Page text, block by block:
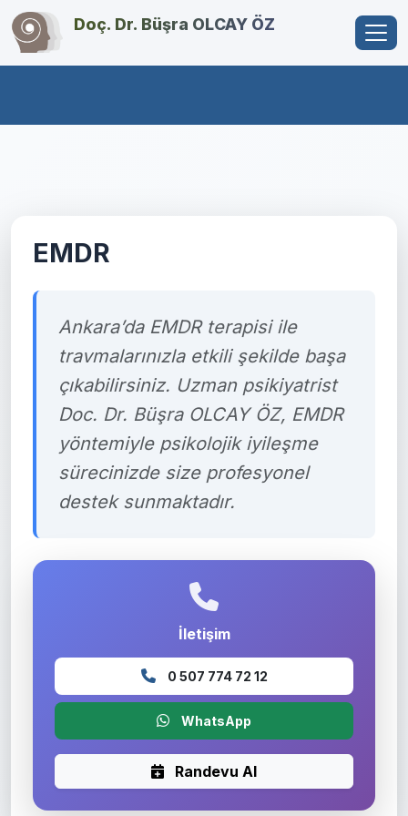
Doç. Dr. Büşra OLCAY ÖZ
EMDR
Ankara’da EMDR terapisi ile
travmalarınızla etkili şekilde başa
çıkabilirsiniz. Uzman psikiyatrist
Doc. Dr. Büşra OLCAY ÖZ, EMDR
yöntemiyle psikolojik iyileşme
sürecinizde size profesyonel
destek sunmaktadır.
İletişim
0 507 774 72 12
WhatsApp
Randevu Al